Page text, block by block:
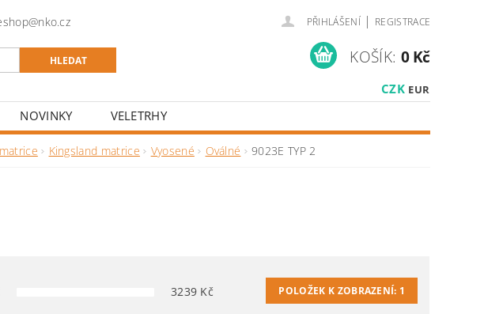
PŘIHLÁŠENÍ | REGISTRACE
CZK EUR
KOŠÍK: 0 Kč
NOVINKY VELETRHY
Kingsland matrice Vyosené Oválné 9023E TYP 2
3239 Kč POLOŽEK K ZOBRAZENÍ: 1